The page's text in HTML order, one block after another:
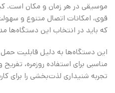
موسیقی در هر زمان و مکان است.
قوی، امکانات اتصال متنوع و
که باید در انتخاب این دستگاه‌ها مد
این دستگاه‌ها به دلیل قابلیت
مناسبی برای استفاده روزمره،
تجربه شنیداری لذت‌بخشی را برای